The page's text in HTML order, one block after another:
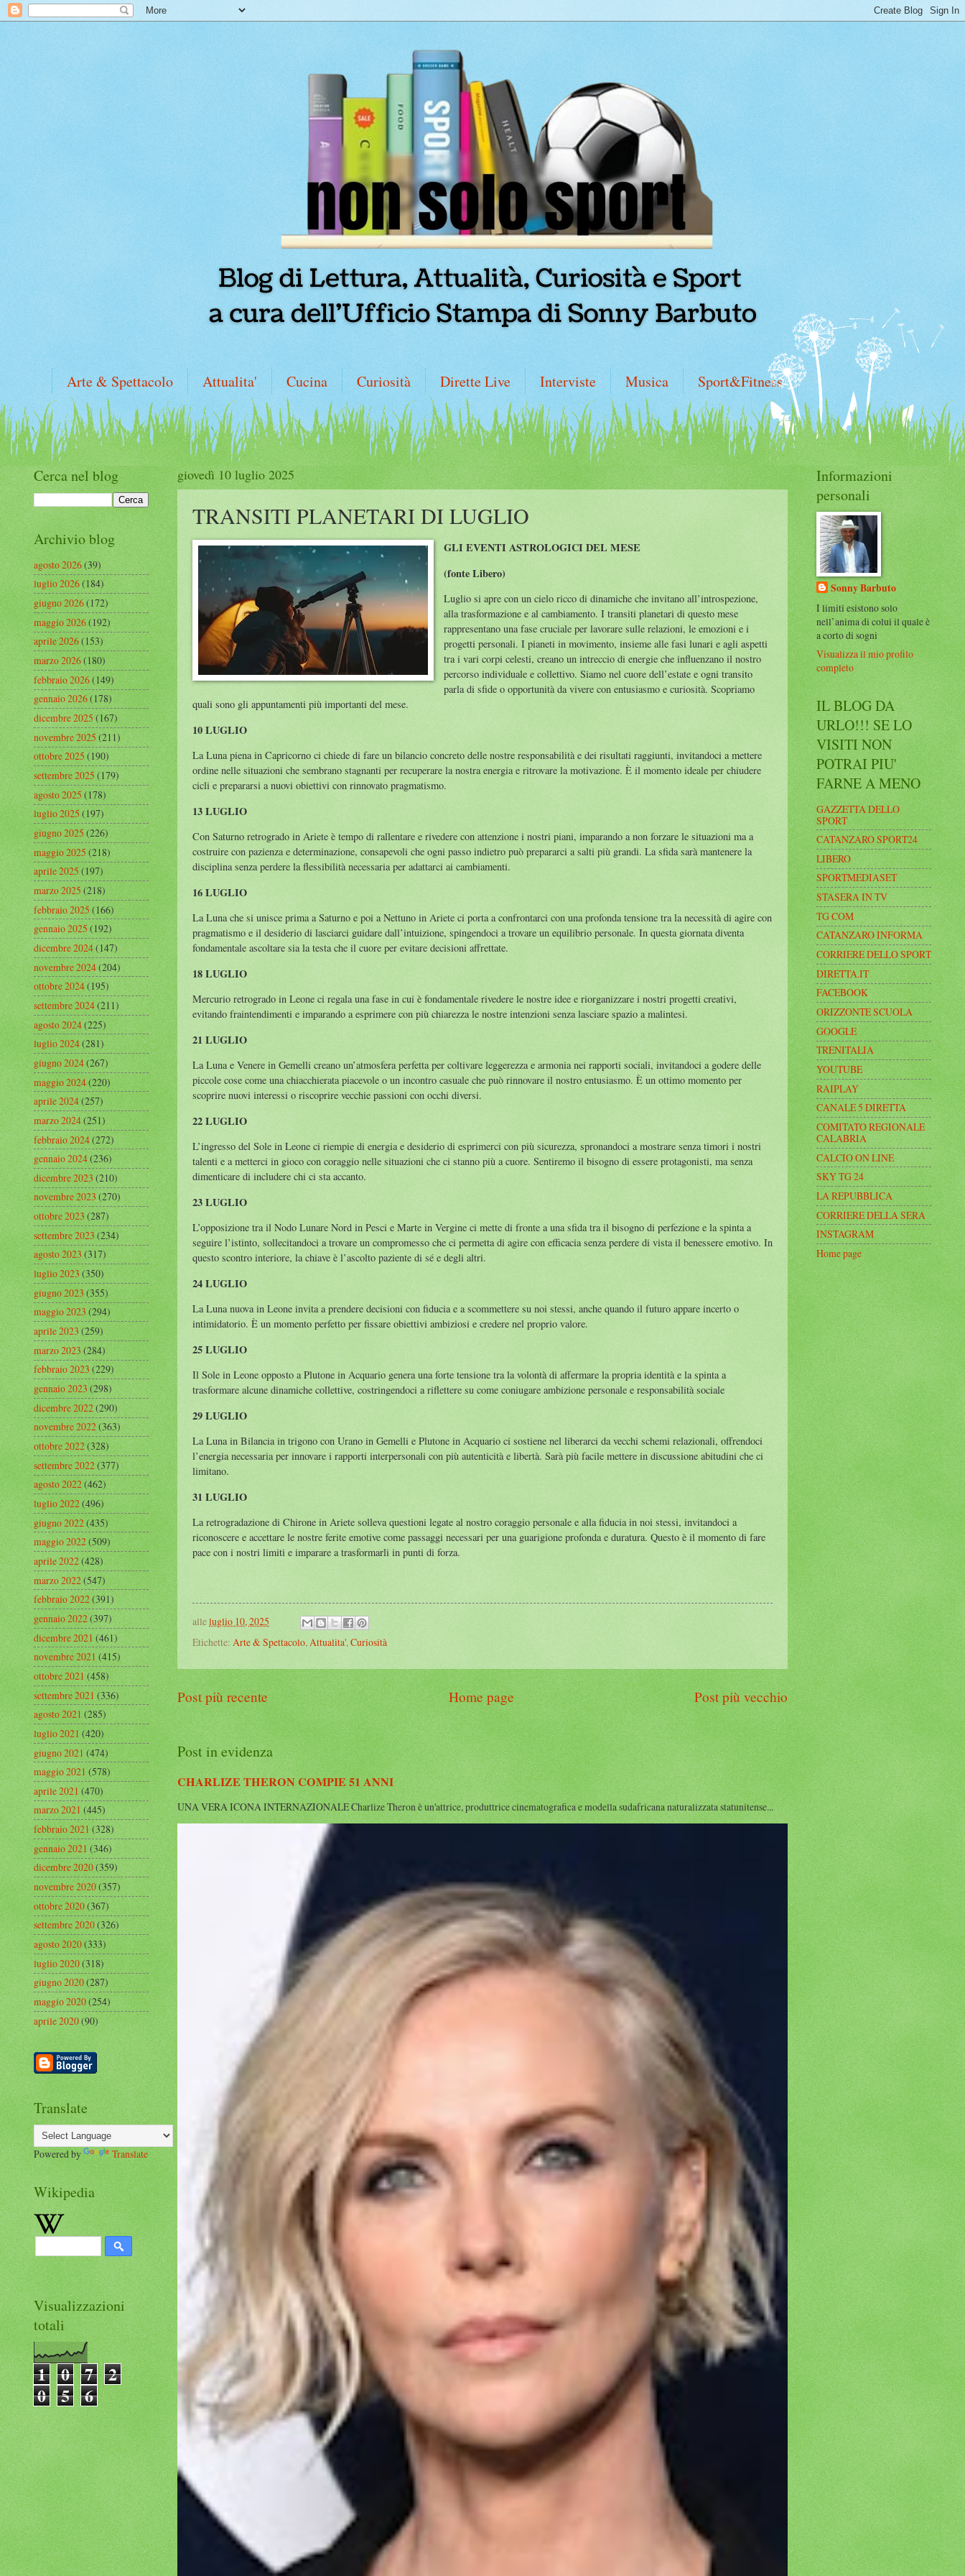
Arte & Spettacolo Attualita' Cucina Curiosità Dirette Live Interviste Musica Sport&Fitness
giovedì 10 luglio 2025
TRANSITI PLANETARI DI LUGLIO
GLI EVENTI ASTROLOGICI DEL MESE
(fonte Libero)
Luglio si apre con un cielo ricco di dinamiche che invitano all’introspezione,
alla trasformazione e al cambiamento. I transiti planetari di questo mese
rappresentano una fase cruciale per lavorare sulle relazioni, le emozioni e i
progetti personali. I pianeti in movimento, insieme alle fasi lunari e agli aspetti
tra i vari corpi celesti, creano un intreccio di energie che influenzano il nostro
percorso individuale e collettivo. Siamo nel cuore dell’estate e ogni transito
parla di sfide o opportunità da vivere con entusiasmo e curiosità. Scopriamo
quali sono gli appuntamenti più importanti del mese.
10 LUGLIO
La Luna piena in Capricorno ci chiede di fare un bilancio concreto delle nostre responsabilità e dei risultati raggiunti, invitandoci a mettere
ordine nelle situazioni che sembrano stagnanti per recuperare la nostra energia e ritrovare la motivazione. È il momento ideale per chiudere
cicli e prepararsi a nuovi obiettivi con rinnovato pragmatismo.
13 LUGLIO
Con Saturno retrogrado in Ariete è tempo di rallentare e rivedere con attenzione i nostri piani, imparando a non forzare le situazioni ma a
costruire con pazienza e determinazione, consapevoli che ogni passo indietro può prepararci a salti più grandi. La sfida sarà mantenere la
disciplina senza perdere la flessibilità necessaria per adattarci ai cambiamenti.
16 LUGLIO
La Luna che si unisce prima a Saturno e poi a Nettuno in Ariete ci porta a confrontarci con una profonda tensione tra la necessità di agire con
pragmatismo e il desiderio di lasciarci guidare dall’intuizione, spingendoci a trovare un equilibrio personale. In questa giornata diventa
fondamentale ascoltare sia la testa che il cuore per evitare decisioni affrettate.
18 LUGLIO
Mercurio retrogrado in Leone ci regala una fase in cui è fondamentale rivedere le nostre idee e riorganizzare i nostri progetti creativi,
evitando fraintendimenti e imparando a esprimere con più chiarezza le nostre intenzioni senza lasciare spazio a malintesi.
21 LUGLIO
La Luna e Venere in Gemelli creano un’atmosfera perfetta per coltivare leggerezza e armonia nei rapporti sociali, invitandoci a godere delle
piccole cose come una chiacchierata piacevole o un incontro casuale che può rinnovare il nostro entusiasmo. È un ottimo momento per
scoprire nuovi interessi o riscoprire vecchie passioni con occhi diversi.
22 LUGLIO
L’ingresso del Sole in Leone ci riempie di energia e desiderio di esprimerci con più sicurezza, spronandoci a mostrare senza timori i nostri
talenti e a metterci in gioco con coraggio nelle situazioni che ci stanno più a cuore. Sentiremo il bisogno di essere protagonisti, ma senza
dimenticare di includere chi ci sta accanto.
23 LUGLIO
L’opposizione tra il Nodo Lunare Nord in Pesci e Marte in Vergine ci mette di fronte a una sfida tra il bisogno di perfezione e la spinta a
seguire l’istinto, sollecitandoci a trovare un compromesso che ci permetta di agire con efficacia senza perdere di vista il benessere emotivo. In
questo scontro interiore, la chiave è l’ascolto paziente di sé e degli altri.
24 LUGLIO
La Luna nuova in Leone invita a prendere decisioni con fiducia e a scommettere su noi stessi, anche quando il futuro appare incerto o
intimidatorio. È un momento perfetto per fissare obiettivi ambiziosi e credere nel proprio valore.
25 LUGLIO
Il Sole in Leone opposto a Plutone in Acquario genera una forte tensione tra la volontà di affermare la propria identità e la spinta a
trasformare alcune dinamiche collettive, costringendoci a riflettere su come coniugare ambizione personale e responsabilità sociale
29 LUGLIO
La Luna in Bilancia in trigono con Urano in Gemelli e Plutone in Acquario ci sostiene nel liberarci da vecchi schemi relazionali, offrendoci
l’energia necessaria per innovare i rapporti interpersonali con più autenticità e libertà. Sarà più facile mettere in discussione abitudini che ci
limitano.
31 LUGLIO
La retrogradazione di Chirone in Ariete solleva questioni legate al nostro coraggio personale e alla fiducia in noi stessi, invitandoci a
riconoscere e accettare le nostre ferite emotive come passaggi necessari per una guarigione profonda e duratura. Questo è il momento di fare
pace con i nostri limiti e imparare a trasformarli in punti di forza.
alleluglio 10, 2025
Etichette: Arte & Spettacolo,Attualita',Curiosità
Post più recente Post più vecchio
Home page
Post in evidenza
CHARLIZE THERON COMPIE 51 ANNI
UNA VERA ICONA INTERNAZIONALE Charlize Theron è un'attrice, produttrice cinematografica e modella sudafricana naturalizzata statunitense...
Cerca nel blog
Archivio blog
agosto 2026(39)
luglio 2026(184)
giugno 2026(172)
maggio 2026(192)
aprile 2026(153)
marzo 2026(180)
febbraio 2026(149)
gennaio 2026(178)
dicembre 2025(167)
novembre 2025(211)
ottobre 2025(190)
settembre 2025(179)
agosto 2025(178)
luglio 2025(197)
giugno 2025(226)
maggio 2025(218)
aprile 2025(197)
marzo 2025(218)
febbraio 2025(166)
gennaio 2025(192)
dicembre 2024(147)
novembre 2024(204)
ottobre 2024(195)
settembre 2024(211)
agosto 2024(225)
luglio 2024(281)
giugno 2024(267)
maggio 2024(220)
aprile 2024(257)
marzo 2024(251)
febbraio 2024(272)
gennaio 2024(236)
dicembre 2023(210)
novembre 2023(270)
ottobre 2023(287)
settembre 2023(234)
agosto 2023(317)
luglio 2023(350)
giugno 2023(355)
maggio 2023(294)
aprile 2023(259)
marzo 2023(284)
febbraio 2023(229)
gennaio 2023(298)
dicembre 2022(290)
novembre 2022(363)
ottobre 2022(328)
settembre 2022(377)
agosto 2022(462)
luglio 2022(496)
giugno 2022(435)
maggio 2022(509)
aprile 2022(428)
marzo 2022(547)
febbraio 2022(391)
gennaio 2022(397)
dicembre 2021(461)
novembre 2021(415)
ottobre 2021(458)
settembre 2021(336)
agosto 2021(285)
luglio 2021(420)
giugno 2021(474)
maggio 2021(578)
aprile 2021(470)
marzo 2021(445)
febbraio 2021(328)
gennaio 2021(346)
dicembre 2020(359)
novembre 2020(357)
ottobre 2020(367)
settembre 2020(326)
agosto 2020(333)
luglio 2020(318)
giugno 2020(287)
maggio 2020(254)
aprile 2020(90)
Translate
Powered by Translate
Wikipedia
Visualizzazioni
totali
1 0 7 2
0 5 6
Informazioni
personali
Sonny Barbuto
I limiti esistono solo
nell’anima di colui il quale è
a corto di sogni
Visualizza il mio profilo
completo
IL BLOG DA
URLO!!! SE LO
VISITI NON
POTRAI PIU'
FARNE A MENO
GAZZETTA DELLO
SPORT
CATANZARO SPORT24
LIBERO
SPORTMEDIASET
STASERA IN TV
TG COM
CATANZARO INFORMA
CORRIERE DELLO SPORT
DIRETTA.IT
FACEBOOK
ORIZZONTE SCUOLA
GOOGLE
TRENITALIA
YOUTUBE
RAIPLAY
CANALE 5 DIRETTA
COMITATO REGIONALE
CALABRIA
CALCIO ON LINE
SKY TG 24
LA REPUBBLICA
CORRIERE DELLA SERA
INSTAGRAM
Home page